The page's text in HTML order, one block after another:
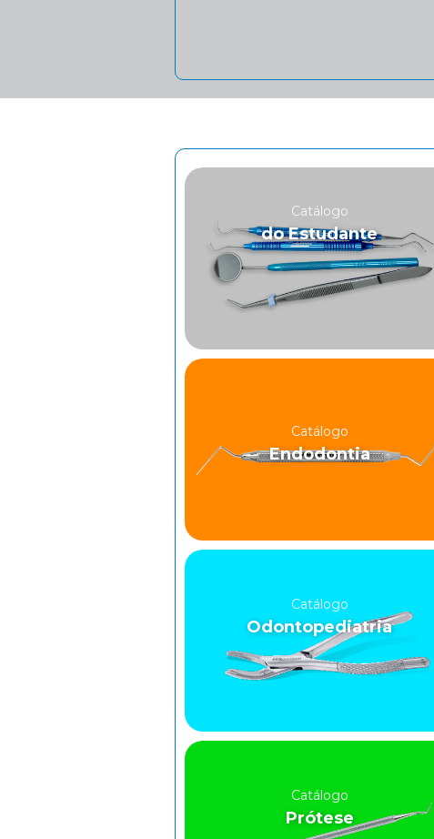
Catálogo
do Estudante
Catálogo
Endodontia
Catálogo
Odontopediatria
Catálogo
Prótese